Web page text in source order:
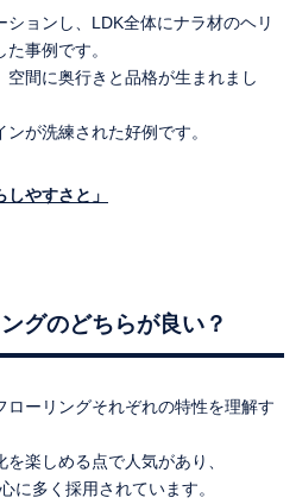
ョンし、LDK全体にナラ材のヘリ
事例です。
間に奥行きと品格が生まれまし
が洗練された好例です。
しやすさと」
グのどちらが良い？
ーリングそれぞれの特性を理解す
楽しめる点で人気があり、
に多く採用されています。